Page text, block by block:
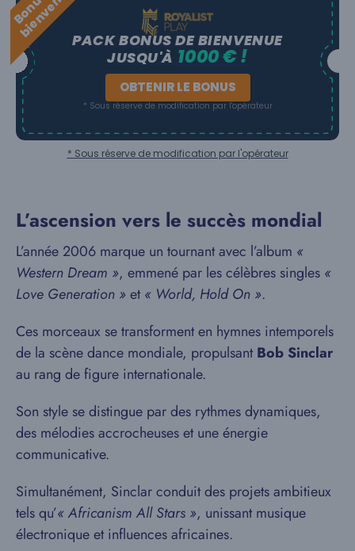
PACK BONUS DE BIENVENUE
JUSQU'À 1000 € !
OBTENIR LE BONUS
* Sous réserve de modification par l'opérateur
* Sous réserve de modification par l'opérateur
L’ascension vers le succès mondial
L’année 2006 marque un tournant avec l’album «
Western Dream », emmené par les célèbres singles «
Love Generation »et« World, Hold On ».
Ces morceaux se transforment en hymnes intemporels
de la scène dance mondiale, propulsantBob Sinclar
au rang de figure internationale.
Son style se distingue par des rythmes dynamiques,
des mélodies accrocheuses et une énergie
communicative.
Simultanément, Sinclar conduit des projets ambitieux
tels qu’« Africanism All Stars », unissant musique
électronique et influences africaines.